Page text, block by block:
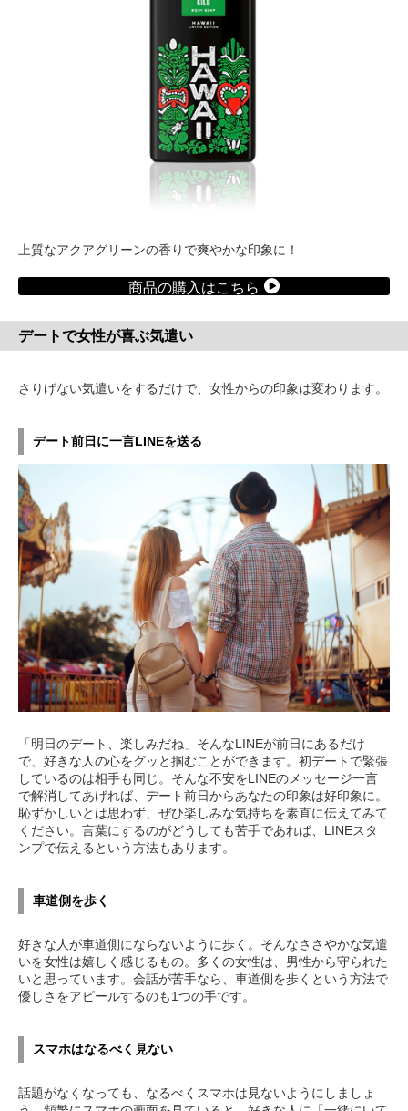
上質なアクアグリーンの香りで爽やかな印象に！
商品の購入はこちら
デートで女性が喜ぶ気遣い
さりげない気遣いをするだけで、女性からの印象は変わります。
デート前日に一言LINEを送る
「明日のデート、楽しみだね」そんなLINEが前日にあるだけ
で、好きな人の心をグッと掴むことができます。初デートで緊張
しているのは相手も同じ。そんな不安をLINEのメッセージ一言
で解消してあげれば、デート前日からあなたの印象は好印象に。
恥ずかしいとは思わず、ぜひ楽しみな気持ちを素直に伝えてみて
ください。言葉にするのがどうしても苦手であれば、LINEスタ
ンプで伝えるという方法もあります。
車道側を歩く
好きな人が車道側にならないように歩く。そんなささやかな気遣
いを女性は嬉しく感じるもの。多くの女性は、男性から守られた
いと思っています。会話が苦手なら、車道側を歩くという方法で
優しさをアピールするのも1つの手です。
スマホはなるべく見ない
話題がなくなっても、なるべくスマホは見ないようにしましょ